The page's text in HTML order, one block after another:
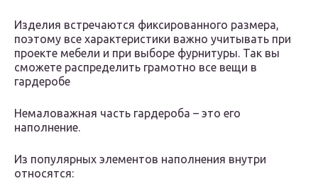
Изделия встречаются фиксированного размера,
поэтому все характеристики важно учитывать при
проекте мебели и при выборе фурнитуры. Так вы
сможете распределить грамотно все вещи в
гардеробе
Немаловажная часть гардероба – это его
наполнение.
Из популярных элементов наполнения внутри
относятся: